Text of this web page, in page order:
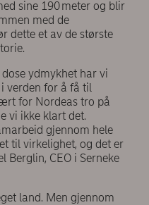
sine 190 meter og blir
med de
dette et av de største
ydmykhet har vi
verden for å få til
for Nordeas tro på
vi ikke klart det.
gjennom hele
til virkelighet, og det er
Berglin, CEO i Serneke
land. Men gjennom